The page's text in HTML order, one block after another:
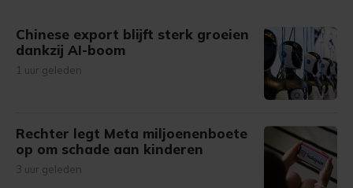
Chinese export blijft sterk groeien
dankzij AI-boom
1 uur geleden
Rechter legt Meta miljoenenboete
op om schade aan kinderen
3 uur geleden